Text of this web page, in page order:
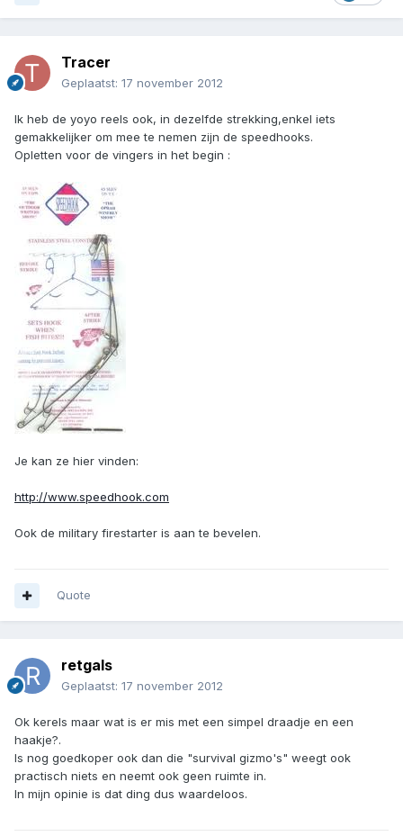
Tracer
Geplaatst: 17 november 2012
Ik heb de yoyo reels ook, in dezelfde strekking,enkel iets
gemakkelijker om mee te nemen zijn de speedhooks.
Opletten voor de vingers in het begin :
Je kan ze hier vinden:
http://www.speedhook.com
Ook de military firestarter is aan te bevelen.
Quote
retgals
Geplaatst: 17 november 2012
Ok kerels maar wat is er mis met een simpel draadje en een
haakje?.
Is nog goedkoper ook dan die "survival gizmo's" weegt ook
practisch niets en neemt ook geen ruimte in.
In mijn opinie is dat ding dus waardeloos.